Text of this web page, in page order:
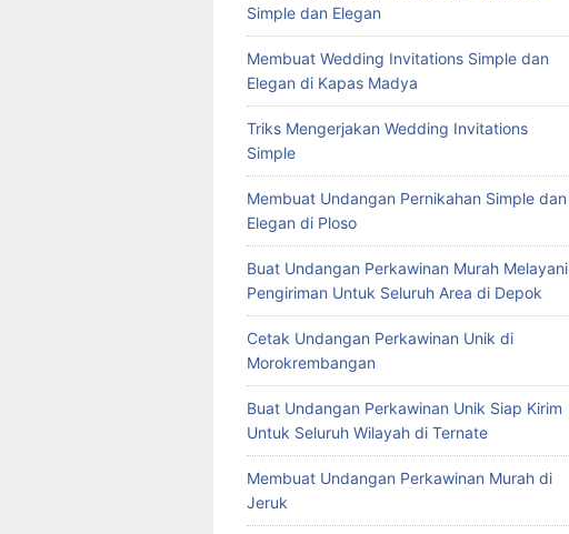
Simple dan Elegan
Membuat Wedding Invitations Simple dan
Elegan di Kapas Madya
Triks Mengerjakan Wedding Invitations
Simple
Membuat Undangan Pernikahan Simple dan
Elegan di Ploso
Buat Undangan Perkawinan Murah Melayani
Pengiriman Untuk Seluruh Area di Depok
Cetak Undangan Perkawinan Unik di
Morokrembangan
Buat Undangan Perkawinan Unik Siap Kirim
Untuk Seluruh Wilayah di Ternate
Membuat Undangan Perkawinan Murah di
Jeruk